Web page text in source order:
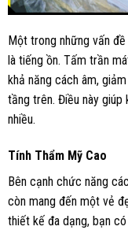
Một trong những vấn
là tiếng ồn. Tấm trần
khả năng cách âm,
tầng trên. Điều này giúp
nhiều.
Tính Thẩm Mỹ Cao
Bên cạnh chức năng
còn mang đến một vẻ
thiết kế đa dạng, bạn